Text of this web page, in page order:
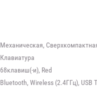
Механическая,
Клавиатура
68клавиш(-и), Red
Bluetooth, Wireless (2.4ГГц), USB